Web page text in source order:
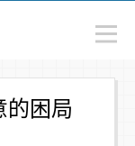
的困局